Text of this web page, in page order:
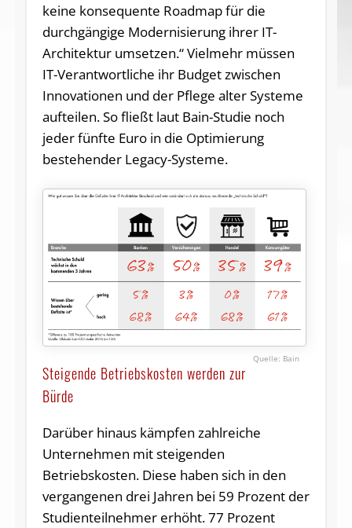
keine konsequente Roadmap für die
durchgängige Modernisierung ihrer IT-
Architektur umsetzen.“ Vielmehr müssen
IT-Verantwortliche ihr Budget zwischen
Innovationen und der Pflege alter Systeme
aufteilen. So fließt laut Bain-Studie noch
jeder fünfte Euro in die Optimierung
bestehender Legacy-Systeme.
Bain
Steigende Betriebskosten werden zur
Bürde
Darüber hinaus kämpfen zahlreiche
Unternehmen mit steigenden
Betriebskosten. Diese haben sich in den
vergangenen drei Jahren bei 59 Prozent der
Studienteilnehmer erhöht. 77 Prozent